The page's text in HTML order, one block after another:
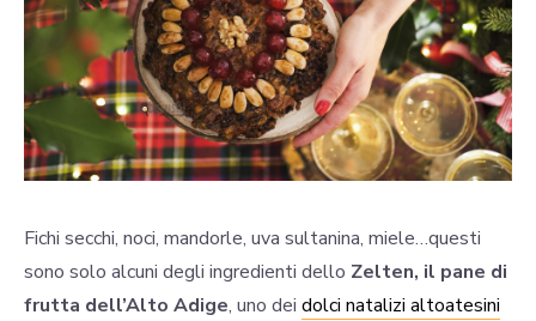
Fichi secchi, noci, mandorle, uva sultanina, miele…questi
sono solo alcuni degli ingredienti dello Zelten, il pane di
frutta dell’Alto Adige, uno dei dolci natalizi altoatesini